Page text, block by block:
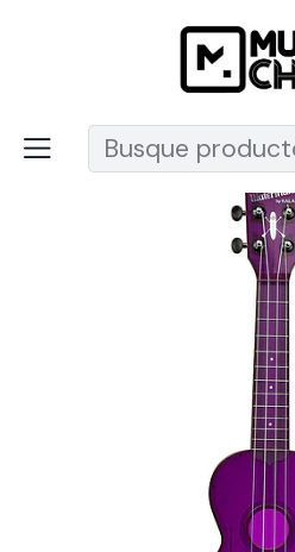
Recuerda que ahora nos
Instrumentos de Cuerda